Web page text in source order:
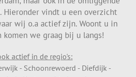
Hieronder vindt u een overzicht
wij o.a actief zijn. Woont u in
komen we graag bij u langs!
actief in de regio's:
- Schoonrewoerd - Diefdijk -